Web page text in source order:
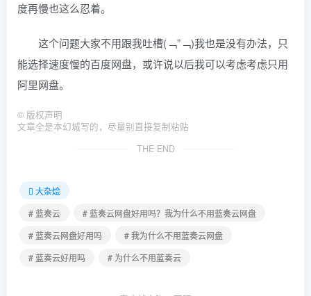
度再慢也这么忍着。
这个问题大家不用跟我吐槽(﹁”﹁)我也是没有办法，只
能选择速度慢的百度网盘，或许说以后我可以考虑考虑只用
阿里网盘。
© 版权声明
文章全是本幻城写的，尽量别直接复制粘贴
THE END
大杂烩
# 蓝奏云
# 蓝奏云网盘好用吗？我为什么不用蓝奏云网盘
# 蓝奏云网盘好用吗
# 我为什么不用蓝奏云网盘
# 蓝奏云好用吗
# 为什么不用蓝奏云